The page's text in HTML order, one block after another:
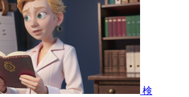
検